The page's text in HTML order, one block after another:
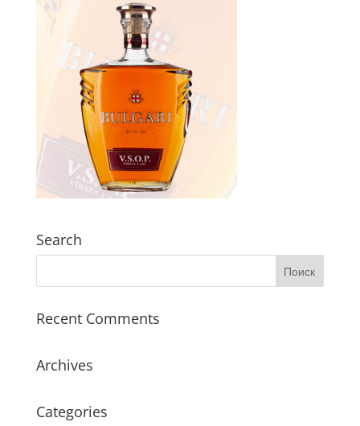
Search
Recent Comments
Archives
Categories